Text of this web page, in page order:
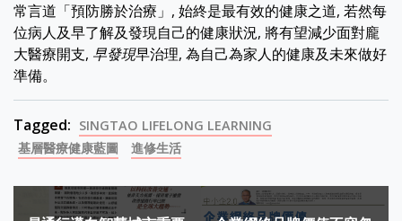
常言道「預防勝於治療」, 始終是最有效的健康之道, 若然每
位病人及早了解及發現自己的健康狀況, 將有望減少面對龐
大醫療開支, 早發現早治理, 為自己為家人的健康及未來做好
準備。
Tagged: SINGTAO LIFELONG LEARNING
基層醫療健康藍圖
進修生活
Post